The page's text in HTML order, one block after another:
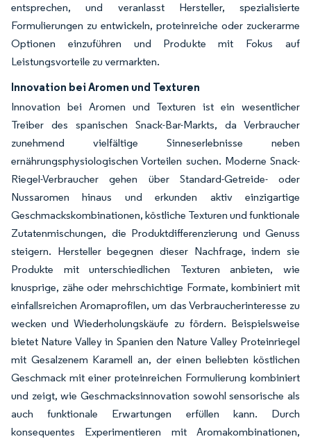
entsprechen, und veranlasst Hersteller, spezialisierte
Formulierungen zu entwickeln, proteinreiche oder zuckerarme
Optionen einzuführen und Produkte mit Fokus auf
Leistungsvorteile zu vermarkten.
Innovation bei Aromen und Texturen
Innovation bei Aromen und Texturen ist ein wesentlicher
Treiber des spanischen Snack-Bar-Markts, da Verbraucher
zunehmend vielfältige Sinneserlebnisse neben
ernährungsphysiologischen Vorteilen suchen. Moderne Snack-
Riegel-Verbraucher gehen über Standard-Getreide- oder
Nussaromen hinaus und erkunden aktiv einzigartige
Geschmackskombinationen, köstliche Texturen und funktionale
Zutatenmischungen, die Produktdifferenzierung und Genuss
steigern. Hersteller begegnen dieser Nachfrage, indem sie
Produkte mit unterschiedlichen Texturen anbieten, wie
knusprige, zähe oder mehrschichtige Formate, kombiniert mit
einfallsreichen Aromaprofilen, um das Verbraucherinteresse zu
wecken und Wiederholungskäufe zu fördern. Beispielsweise
bietet Nature Valley in Spanien den Nature Valley Proteinriegel
mit Gesalzenem Karamell an, der einen beliebten köstlichen
Geschmack mit einer proteinreichen Formulierung kombiniert
und zeigt, wie Geschmacksinnovation sowohl sensorische als
auch funktionale Erwartungen erfüllen kann. Durch
konsequentes Experimentieren mit Aromakombinationen,